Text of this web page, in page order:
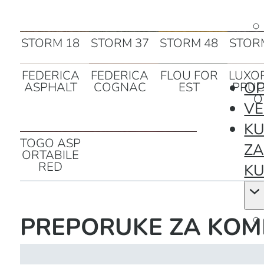
ZA
STORM 18 STORM 37 STORM 48
FEDERICA
ASPHALT
FEDERICA
COGNAC
FLOU FOR
EST
O
TOGO ASP
ORTABILE
RED
PREPORUKE ZA